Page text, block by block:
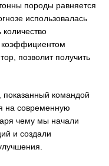
породы равняется
использовалась
коэффициентом
позволит получить
командой
на современную
чему мы начали
и создали